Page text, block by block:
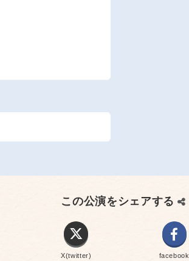
この公演をシェアする
X(twitter) facebook